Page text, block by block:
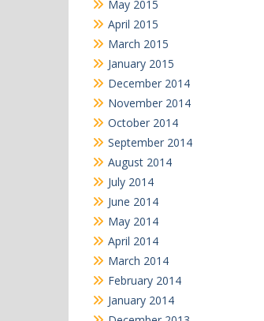
May 2015
April 2015
March 2015
January 2015
December 2014
November 2014
October 2014
September 2014
August 2014
July 2014
June 2014
May 2014
April 2014
March 2014
February 2014
January 2014